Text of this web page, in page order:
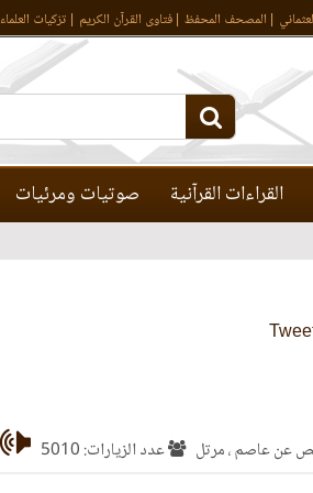
المصحف المحفظ فتاوى القرآن الكريم تزكيات العلماء
القراءات القرآنية صوتيات ومرئيات
عن عاصم ، مرتل عدد الزيارات: 5010